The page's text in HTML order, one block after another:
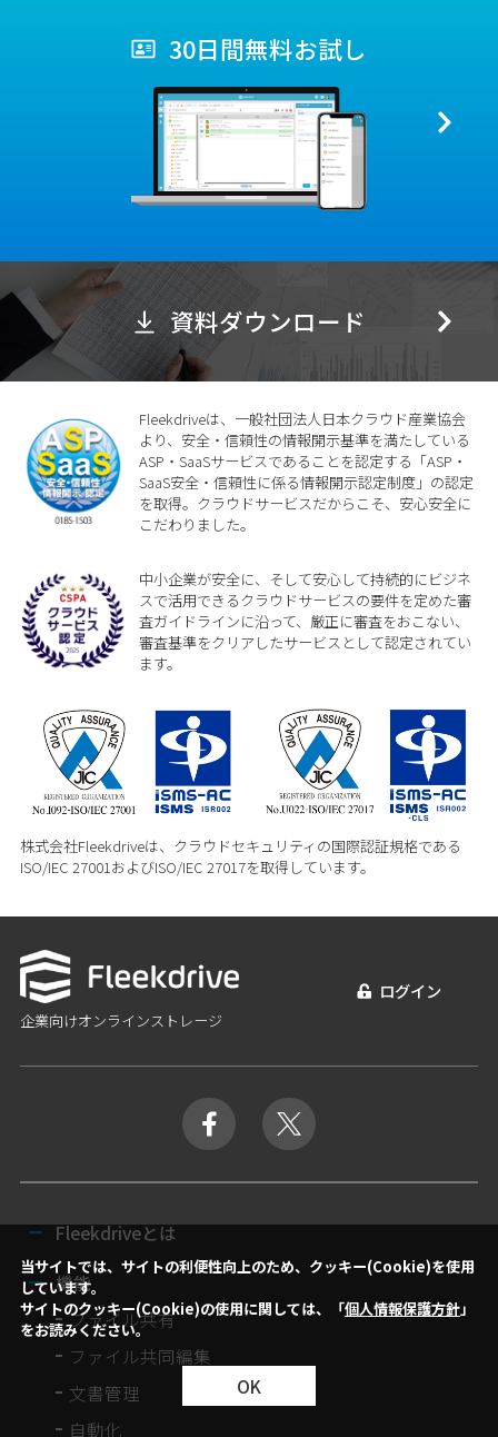
30日間無料お試し
資料ダウンロード
Fleekdriveは、一般社団法人日本クラウド産業協会
より、安全・信頼性の情報開示基準を満たしている
ASP・SaaSサービスであることを認定する「ASP・
SaaS安全・信頼性に係る情報開示認定制度」の認定
を取得。クラウドサービスだからこそ、安心安全に
こだわりました。
中小企業が安全に、そして安心して持続的にビジネ
スで活用できるクラウドサービスの要件を定めた審
査ガイドラインに沿って、厳正に審査をおこない、
審査基準をクリアしたサービスとして認定されてい
ます。
株式会社Fleekdriveは、クラウドセキュリティの国際認証規格である
ISO/IEC 27001およびISO/IEC 27017を取得しています。
企業向けオンラインストレージ
ログイン
Fleekdriveとは
機能
ファイル共有
ファイル共同編集
文書管理
自動化
当サイトでは、サイトの利便性向上のため、クッキー(Cookie)を使用
しています。
サイトのクッキー(Cookie)の使用に関しては、「個人情報保護方針」
をお読みください。
OK